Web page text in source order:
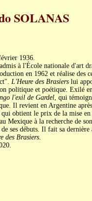
SOLANAS
1936.
à l'École nationale d'art
en 1962 et réalise des
L'Heure des Brasierslui
politique et poétique. Exilé
l'exil de Gardel, qui
Il revient en Argentine
obtient le prix de la mise en
Mexique à la recherche de
ses débuts. Il fait sa
des Brasiers.